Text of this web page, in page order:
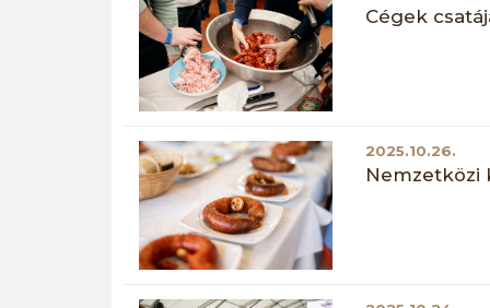
Cégek
2025.10.26.
Nemzetközi